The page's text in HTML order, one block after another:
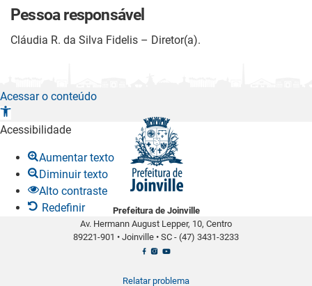
Pessoa responsável
Cláudia R. da Silva Fidelis – Diretor(a).
Prefeitura de Joinville
Av. Hermann August Lepper, 10, Centro
89221-901 • Joinville • SC - (47) 3431-3233
Relatar problema
Acessar o conteúdo
A
b
Acessibilidade
Aumentar texto
Diminuir texto
Alto contraste
Redefinir